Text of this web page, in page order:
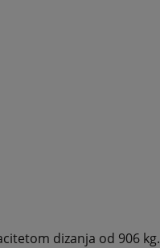
dizanja od 906 kg.